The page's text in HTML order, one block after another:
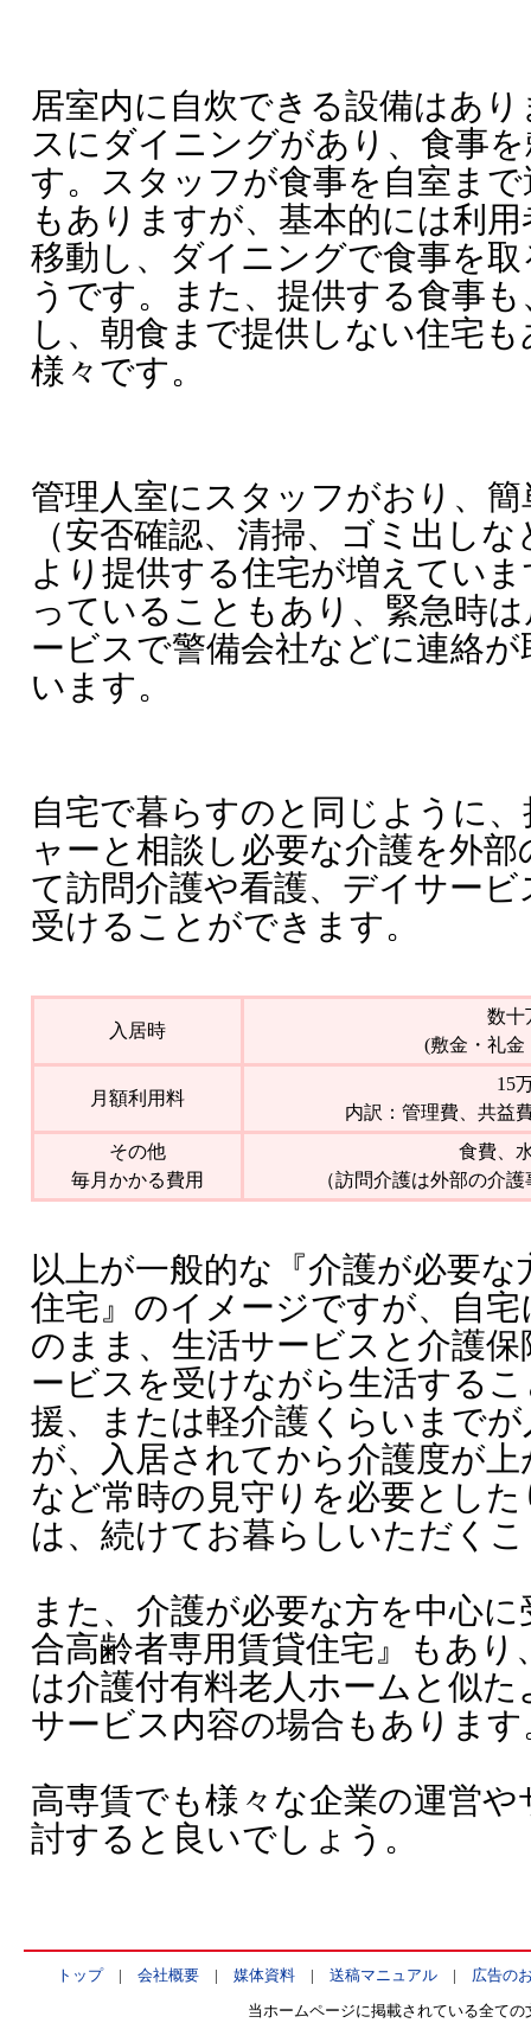
居室内に自炊できる設備はあ
スにダイニングがあり、食事
す。スタッフが食事を自室ま
もありますが、基本的には利
移動し、ダイニングで食事を
うです。また、提供する食事
し、朝食まで提供しない住宅
様々です。
管理人室にスタッフがおり、
（安否確認、清掃、ゴミ出し
より提供する住宅が増えてい
っていることもあり、緊急時
ービスで警備会社などに連絡
います。
自宅で暮らすのと同じように
ャーと相談し必要な介護を外
て訪問介護や看護、デイサー
受けることができます。
入居時
数十
(敷金・礼金
月額利用料
15
内訳：管理費、共益
その他
毎月かかる費用
食費、
（訪問介護は外部の介
以上が一般的な『介護が必要
住宅』のイメージですが、自
のまま、生活サービスと介護
ービスを受けながら生活する
援、または軽介護くらいまで
が、入居されてから介護度が
など常時の見守りを必要とし
は、続けてお暮らしいただく
また、介護が必要な方を中心
合高齢者専用賃貸住宅』もあ
は介護付有料老人ホームと似
サービス内容の場合もあります
高専賃でも様々な企業の運営
討すると良いでしょう。
トップ| 会社概要| 媒体資料| 送稿マニュアル| 広告の
当ホームページに掲載されている全て